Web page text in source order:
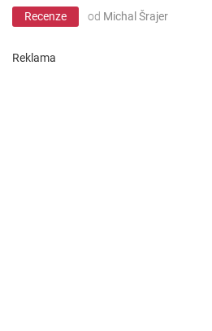
Recenze od Michal Šrajer
Reklama